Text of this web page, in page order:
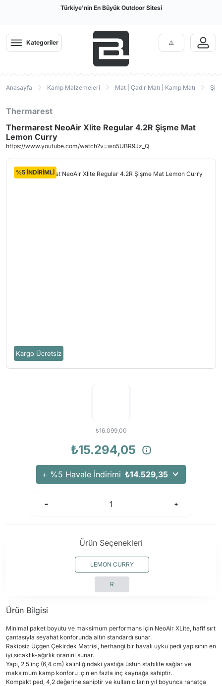
Türkiye'nin En Büyük Outdoor Sitesi
Kategoriler
Anasayfa Kamp Malzemeleri Mat | Çadır Matı | Kamp Matı
Thermarest
Thermarest NeoAir Xlite Regular 4.2R Şişme Mat
Lemon Curry
https://www.youtube.com/watch?v=wo5UBR9Jz_Q
Kargo Ücretsiz
%5 İNDİRİMLİ
₺16.099,00
₺15.294,05
+ %5 Havale İndirimi ₺14.529,35
Ürün Seçenekleri
LEMON CURRY
R
Ürün Bilgisi
Minimal paket boyutu ve maksimum performans için NeoAir XLite, hafif sırt
çantasıyla seyahat konforunda altın standardı sunar.
Rakipsiz Üçgen Çekirdek Matrisi, herhangi bir havalı uyku pedi yapısının en
iyi sıcaklık-ağırlık oranını sunar.
Yapı, 2,5 inç (6,4 cm) kalınlığındaki yastığa üstün stabilite sağlar ve
maksimum kamp konforu için en fazla inç kaynağa sahiptir.
Kompakt ped, 4,2 değerine sahiptir ve kullanıcıların yıl boyunca rahatça